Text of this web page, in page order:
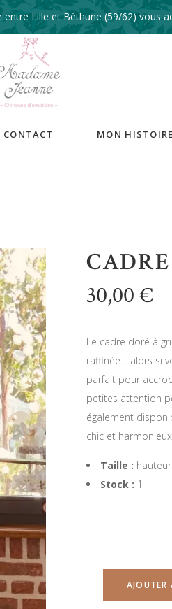
Lille et Béthune (59/62) vous
CONTACT MON HISTOIRE
30,00€
Le cadre doré à
raffinée… alors si
parfait pour
petites attention
également
chic et
Taille :
Stock : 1
AJOUTER